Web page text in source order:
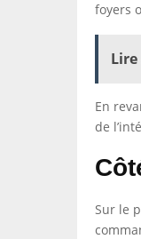
foyers
Lire
En
de
Sur le